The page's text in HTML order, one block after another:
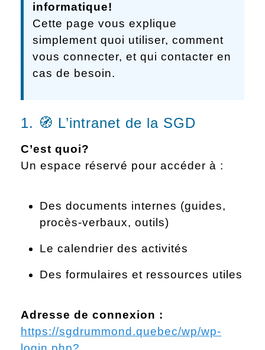
informatique!
Cette page vous explique
simplement quoi utiliser, comment
vous connecter, et qui contacter en
cas de besoin.
1. 🧭 L’intranet de la SGD
C’est quoi?
Un espace réservé pour accéder à :
Des documents internes (guides,
procès-verbaux, outils)
Le calendrier des activités
Des formulaires et ressources utiles
Adresse de connexion :
https://sgdrummond.quebec/wp/wp-